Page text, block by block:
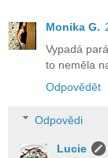
Monika G.
Vypadá
to neměla
Odpovědět
Odpovědi
Lucie